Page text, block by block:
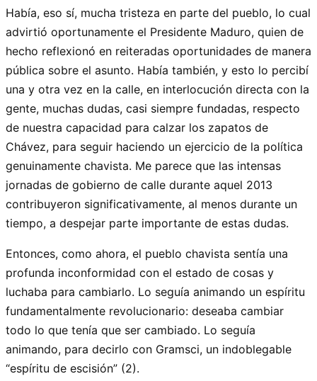
Había, eso sí, mucha tristeza en parte del pueblo, lo cual
advirtió oportunamente el Presidente Maduro, quien de
hecho reflexionó en reiteradas oportunidades de manera
pública sobre el asunto. Había también, y esto lo percibí
una y otra vez en la calle, en interlocución directa con la
gente, muchas dudas, casi siempre fundadas, respecto
de nuestra capacidad para calzar los zapatos de
Chávez, para seguir haciendo un ejercicio de la política
genuinamente chavista. Me parece que las intensas
jornadas de gobierno de calle durante aquel 2013
contribuyeron significativamente, al menos durante un
tiempo, a despejar parte importante de estas dudas.
Entonces, como ahora, el pueblo chavista sentía una
profunda inconformidad con el estado de cosas y
luchaba para cambiarlo. Lo seguía animando un espíritu
fundamentalmente revolucionario: deseaba cambiar
todo lo que tenía que ser cambiado. Lo seguía
animando, para decirlo con Gramsci, un indoblegable
“espíritu de escisión” (2).